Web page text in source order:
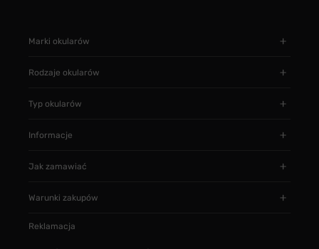
Marki okularów
Rodzaje okularów
Typ okularów
Informacje
Jak zamawiać
Warunki zakupów
Reklamacja